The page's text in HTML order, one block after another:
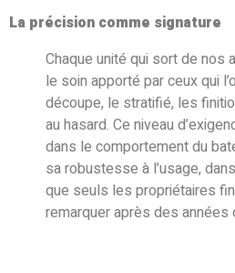
La précision comme signature
Chaque unité qui sort de nos
le soin apporté par ceux qui
découpe, le stratifié, les
au hasard. Ce niveau
dans le comportement du
sa robustesse à l’usage,
que seuls les propriétaires
remarquer après des années